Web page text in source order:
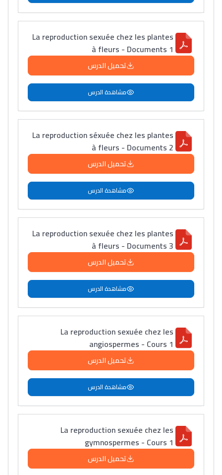
Ki Derti Liha
باش تقدر تساعد الناس
يلقاو التوازن من الدّاخل
ومن الخارج، بشرى
أمسكين بنات مسارها
خطوة بخطوة - مترجم
القراية و الخدمة فمجال
تقويم البصر مع المختصّة
مريم الزواكي
مسار عبد العزيز فتيشي،
المبدع فمجال الديكور و
النحت اللي كيحلم يحيي
أكادير أوفلا
سقطت فالباك و سنة
2011 بدّلاتني بزّاف، مسار
إلياس أريدال، إطار
فمنظّمة دولية
مهنة التّرجمة، العمل
التّطوّعي، التّشبيك و
أشياء أخرى مع مامودو
سامورا
بطلة المغرب فالقفز
الطولي، ملاك البردع
كتحكي على تجربتها
فالرّياضة و الدّراسة
La reproduction sexuée chez les plantes
à fleurs - Documents 1
تحميل الدرس
مشاهدة الدرس
La reproduction séxuée chez les plantes
à fleurs - Documents 2
تحميل الدرس
مشاهدة الدرس
La reproduction sexuée chez les plantes
à fleurs - Documents 3
تحميل الدرس
مشاهدة الدرس
La reproduction sexuée chez les
angiospermes - Cours 1
تحميل الدرس
مشاهدة الدرس
La reproduction sexuée chez les
gymnospermes - Cours 1
تحميل الدرس